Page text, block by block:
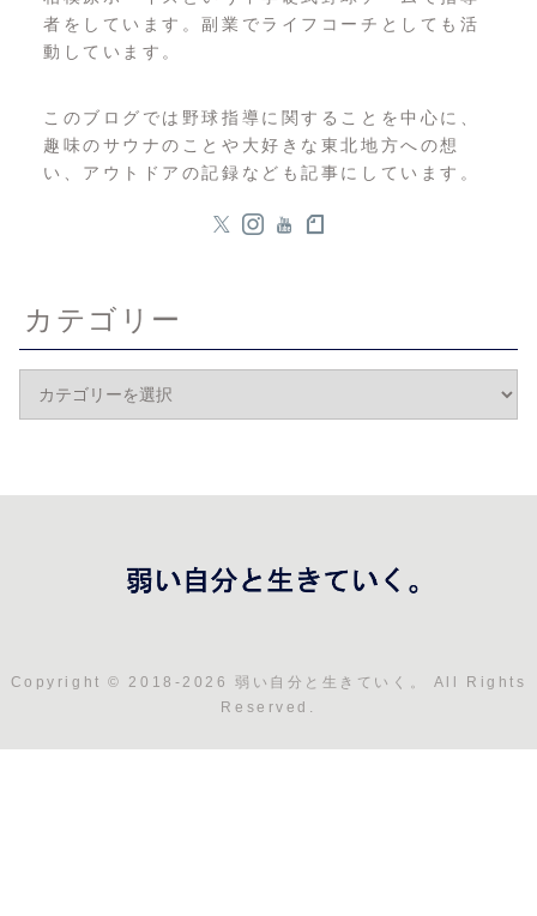
者をしています。副業でライフコーチとしても活
動しています。
このブログでは野球指導に関することを中心に、
趣味のサウナのことや大好きな東北地方への想
い、アウトドアの記録なども記事にしています。
カテゴリー
Copyright © 2018-2026 弱い自分と生きていく。 All Rights
Reserved.